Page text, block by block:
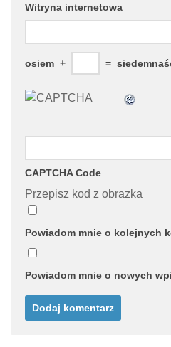
Witryna internetowa
osiem + =
CAPTCHA Code
Przepisz kod z obrazka
Powiadom mnie o kolejnych
Powiadom mnie o nowych